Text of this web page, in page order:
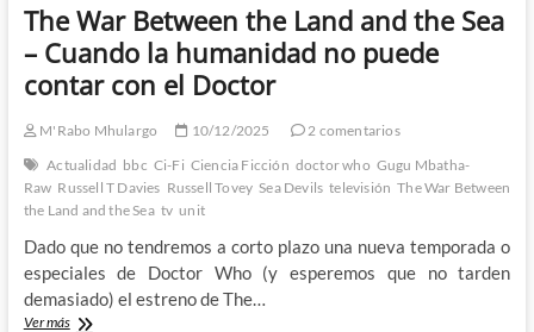
The War Between the Land and the Sea
– Cuando la humanidad no puede
contar con el Doctor
M'Rabo Mhulargo 10/12/2025
2 comentarios
Actualidad bbc Ci-Fi Ciencia Ficción doctor who Gugu Mbatha-
Raw Russell T Davies Russell Tovey Sea Devils televisión The War Between
the Land and the Sea tv unit
Dado que no tendremos a corto plazo una nueva temporada o
especiales de Doctor Who (y esperemos que no tarden
demasiado) el estreno de The…
Ver másThe